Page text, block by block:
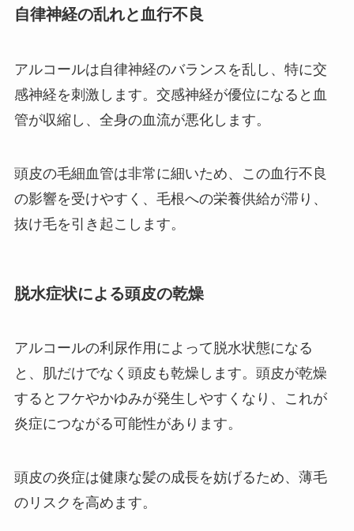
自律神経の乱れと血行不良
アルコールは自律神経のバランスを乱し、特に交
感神経を刺激します。交感神経が優位になると血
管が収縮し、全身の血流が悪化します。
頭皮の毛細血管は非常に細いため、この血行不良
の影響を受けやすく、毛根への栄養供給が滞り、
抜け毛を引き起こします。
脱水症状による頭皮の乾燥
アルコールの利尿作用によって脱水状態になる
と、肌だけでなく頭皮も乾燥します。頭皮が乾燥
するとフケやかゆみが発生しやすくなり、これが
炎症につながる可能性があります。
頭皮の炎症は健康な髪の成長を妨げるため、薄毛
のリスクを高めます。